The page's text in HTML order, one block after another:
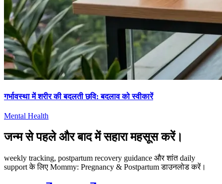
गर्भावस्था में शरीर की बदलती छवि: बदलाव को स्वीकारें
Mental Health
जन्म से पहले और बाद में सहारा महसूस करें।
weekly tracking, postpartum recovery guidance और शांत daily
support के लिए Mommy: Pregnancy & Postpartum डाउनलोड करें।